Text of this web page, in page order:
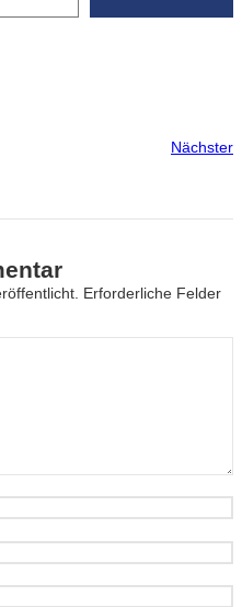
Nächster
Erforderliche Felder